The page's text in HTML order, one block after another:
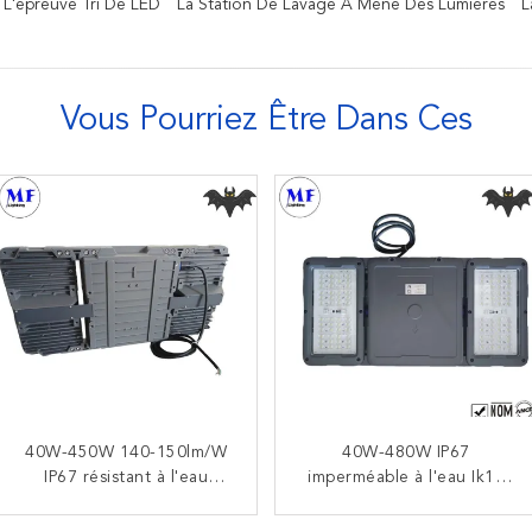
Tri De LED La Station De Lavage A Mené Des Lumières
Vous Pourriez Être Dans Ces
40W-450W 140-150lm/W
IP67 résistant à l'eau
40W-480W IP67
imperméable à l'eau Ik10
Lumière imperméable de
tube d'IP69K LED pour le
Lumière de tunnel d'IP65
SS304 Shell Glass Cover